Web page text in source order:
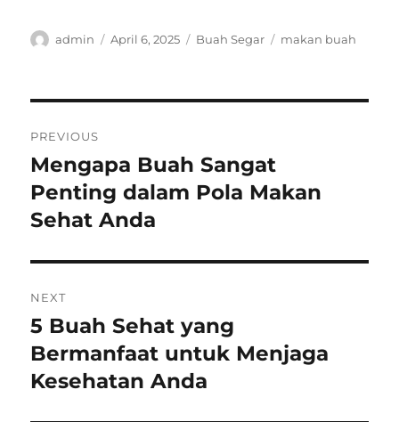
Author
admin
Posted
April 6, 2025 Categories
Buah Segar Tags
makan buah
navigation
PREVIOUS
Previous
post:
Mengapa Buah Sangat
Penting dalam Pola Makan
Sehat Anda
NEXT
Next
post:
5 Buah Sehat yang
Bermanfaat untuk Menjaga
Kesehatan Anda